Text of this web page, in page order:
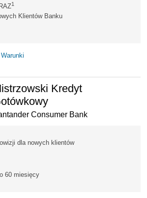
1
Klientów Banku
Warunki
Kredyt
Consumer Bank
dla nowych klientów
60 miesięcy